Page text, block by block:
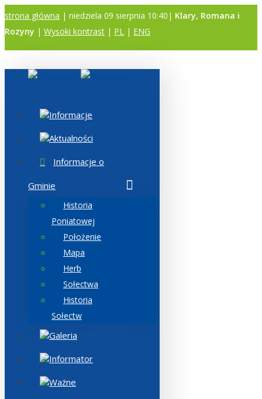
strona główna | niedziela 09 sierpnia 10:40| Klary, Romana i
Rozyny | Wysoki kontrast | PL | ENG
Informacje
Aktualności
Informacje o
Gminie
Historia
Poniatowej
Położenie
Mapa
Herb
Sołectwa
Historia
Sołectw
Galeria
Informator
Ważne